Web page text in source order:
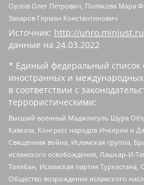
Орлов Олег Петрович, Полякова Мара
Захаров Герман Константинович
Источник: http://
данные на 24.03.2022
* Единый федеральный список
иностранных и
в соответствии с
террористическими:
Высший военный Маджлисуль Шура
Кавказа, Конгресс народов Ичкерии и
Священная война, Исламская группа,
исламского освобождения, Лашкар-И-
Талибан, Исламская партия
Общество возрождения исламского